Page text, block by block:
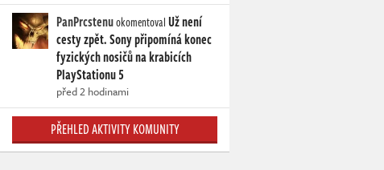
PanPrcstenuokomentovalUž není
cesty zpět. Sony připomíná konec
fyzických nosičů na krabicích
PlayStationu 5
před 2 hodinami
PŘEHLED AKTIVITY KOMUNITY